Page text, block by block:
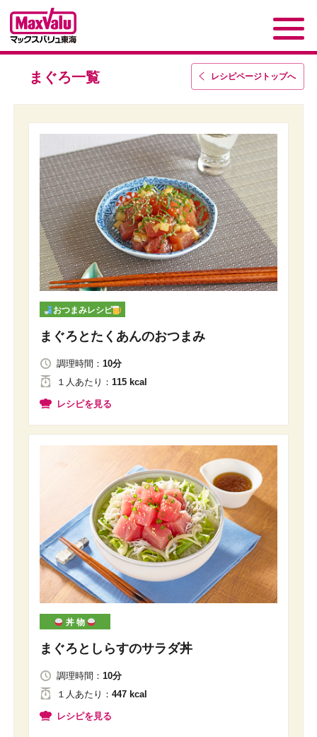
まぐろ一覧 レシピページトップへ
おつまみレシピ
まぐろとたくあんのおつまみ
調理時間： 10分
１人あたり ： 115 kcal
レシピを見る
丼 物
まぐろとしらすのサラダ丼
調理時間： 10分
１人 あたり ： 447 kcal
レシピを見る